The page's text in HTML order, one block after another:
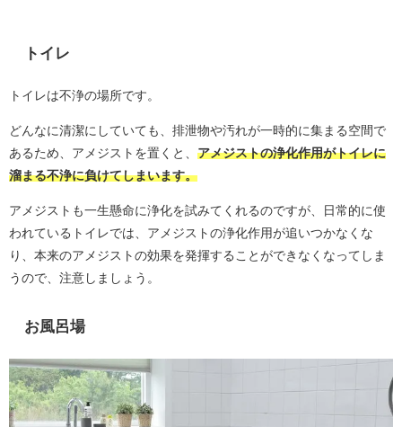
トイレ
トイレは不浄の場所です。
どんなに清潔にしていても、排泄物や汚れが一時的に集まる空間で
あるため、アメジストを置くと、 アメジストの浄化作用がトイレに
溜まる不浄に負けてしまいます。
アメジストも一生懸命に浄化を試みてくれるのですが、日常的に使
われているトイレでは、アメジストの浄化作用が追いつかなくな
り、本来のアメジストの効果を発揮することができなくなってしま
うので、注意しましょう。
お風呂場